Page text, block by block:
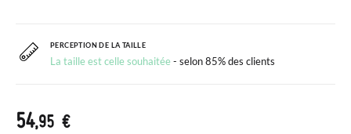
PERCEPTION DE LA TAILLE
La taille est celle souhaitée- selon 85% des clients
54,95 €